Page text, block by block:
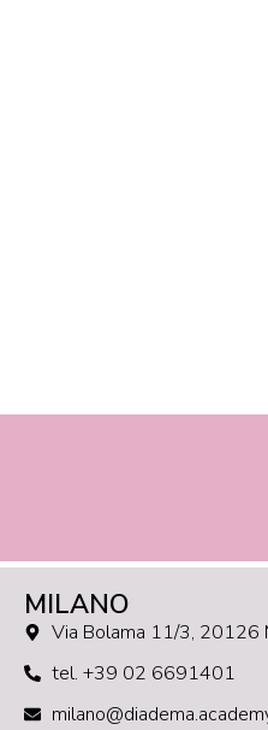
MILANO
Via Bolama 11/3, 20126
tel. +39 02 6691401